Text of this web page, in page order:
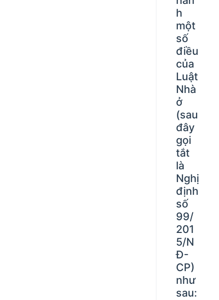
h
một
số
điều
của
Luật
Nhà
ở
(sau
đây
gọi
tắt
là
Nghị
định
số
99/
201
5/N
Đ-
CP)
như
sau: